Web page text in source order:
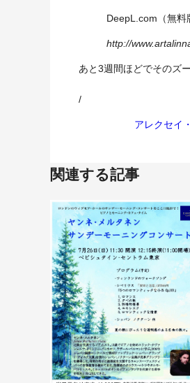
DeepL.com（無料
http://
あと3週間ほどでそのズ
/
アレクセイ
関連する記事